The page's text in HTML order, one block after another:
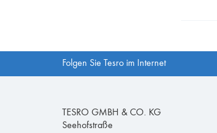
Folgen Sie Tesro im Internet
TESRO GMBH & CO. KG
Seehofstraße